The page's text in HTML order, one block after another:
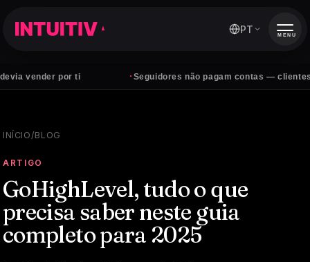
por ti Seguidores não pagam contas — clientes sim
PT MENU
INÍCIO/BLOG
ARTIGO
GoHighLevel, tudo o que
precisa saber neste guia
completo para 2025